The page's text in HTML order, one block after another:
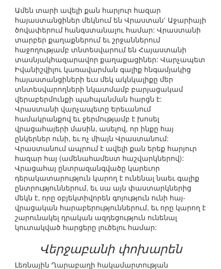
Ամեն տարի ավելի քան հարյուր հազար
հայաստանցիներ մեկնում են Վրաստանՙ Աջարիայի
ծովափերում հանգստանալու համար: Վրաստանի
տարբեր քաղաքներում եւ շրջաններում
հաջողությամբ տնտեսվարում են Հայաստանի
տասնյակհազարավոր քաղաքացիներ: Վարչապետ
Իվանիշվիլու կառավարման գալիք հնգամյակից
հայաստանցիների եւս մեկ ակնկալիքը մեր
տնտեսվարողների նկատմամբ բարյացակամ
վերաբերմունքի պահպանման հարցն է:
Վրաստանի վարչապետը Երեւանում
համակրանքով եւ ջերմությամբ է խոսել
վրացահայերի մասին, ասելով, որ ինքը հայ
ընկերներ ունի, եւ ոչ միայն Վրաստանում:
Վրաստանում ապրում է ավելի քան երեք հարյուր
հազար հայ (ամենահամեստ հաշվարկներով):
Վրացահայ ընտրազանգվածը կարեւոր
դերակատարություն կարող է ունենալ նաեւ գալիք
ընտրություններում, եւ սա այն փաստարկներից
մեկն է, որը օբյեկտիվորեն գոյություն ունի հայ-
վրացական հարաբերություններում, եւ որը կարող է
շարունակել դրական ազդեցություն ունենալ
կուտակված հարցերը լուծելու համար:
Վերջաբանի փոխարեն
Լեռնային Ղարաբաղի հակամարտության